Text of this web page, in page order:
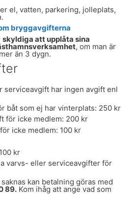
el, vatten, parkering, jolleplats,
bryggavgifterna
skyldiga att upplåta sina
, om man är
än 3 dygn.
serviceavgift har ingen avgift enl
båt som ej har vinterplats: 250 kr
för icke medlem: 200 kr
icke medlem: 100 kr
kr
varvs- eller serviceavgifter för
kan betalning göras med
89. Kom ihåg att ange vad som